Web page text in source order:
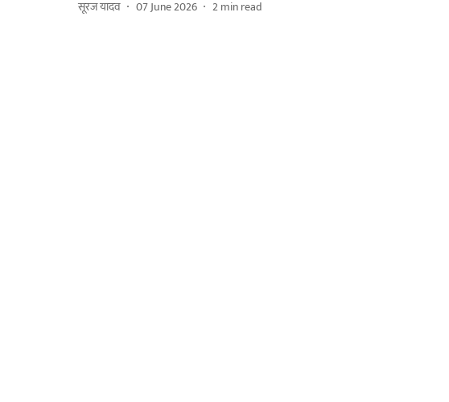
सूरज यादव 07 June 2026 2min read